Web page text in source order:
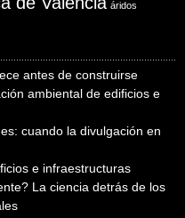
áridos
antes de construirse
ambiental de edificios e
cuando la divulgación en
e infraestructuras
La ciencia detrás de los